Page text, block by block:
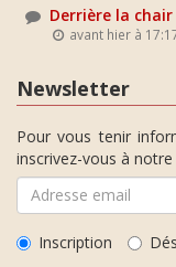
Derrière la
avant hier à
Newsletter
Pour vous tenir
inscrivez-vous à
Inscription